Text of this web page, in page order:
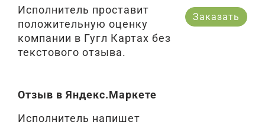
Исполнитель проставит
положительную оценку
компании в Гугл Картах без
текстового отзыва.
Заказать
Отзыв в Яндекс.Маркете
Исполнитель напишет